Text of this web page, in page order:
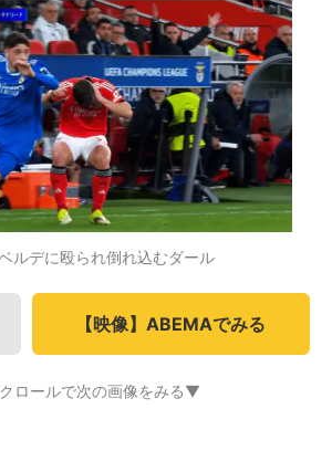
ルデに殴られ倒れ込むダール
【映像】ABEMAでみる
ロールで次の画像をみる▼